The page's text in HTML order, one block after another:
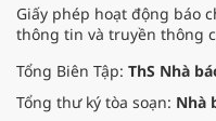
Giấy phép hoạt động báo
thông tin và truyền thông
Tổng Biên Tập: ThS Nhà
Tổng thư ký tòa soạn: Nhà